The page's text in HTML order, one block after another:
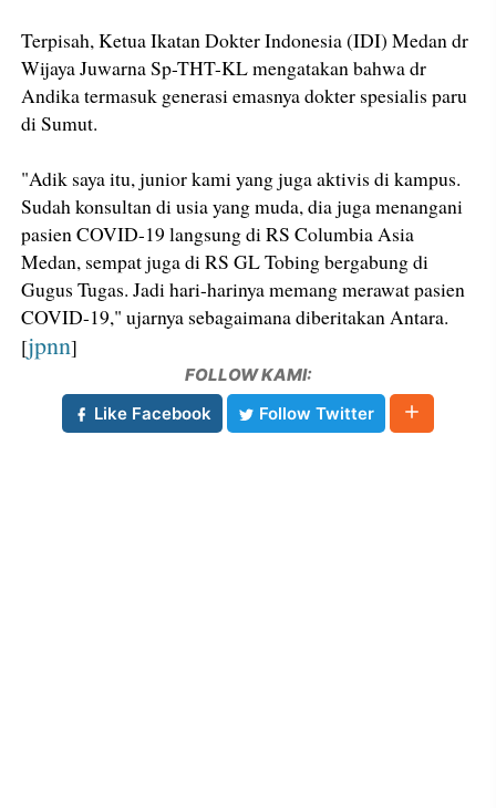
Terpisah, Ketua Ikatan Dokter Indonesia (IDI) Medan dr
Wijaya Juwarna Sp-THT-KL mengatakan bahwa dr
Andika termasuk generasi emasnya dokter spesialis paru
di Sumut.
"Adik saya itu, junior kami yang juga aktivis di kampus.
Sudah konsultan di usia yang muda, dia juga menangani
pasien COVID-19 langsung di RS Columbia Asia
Medan, sempat juga di RS GL Tobing bergabung di
Gugus Tugas. Jadi hari-harinya memang merawat pasien
COVID-19," ujarnya sebagaimana diberitakan Antara.
[jpnn]
FOLLOW KAMI:
Like Facebook
Follow Twitter